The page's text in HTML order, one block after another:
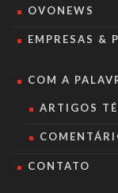
OVONEWS
EMPRESAS &
COM A
ARTIGOS
CONTATO